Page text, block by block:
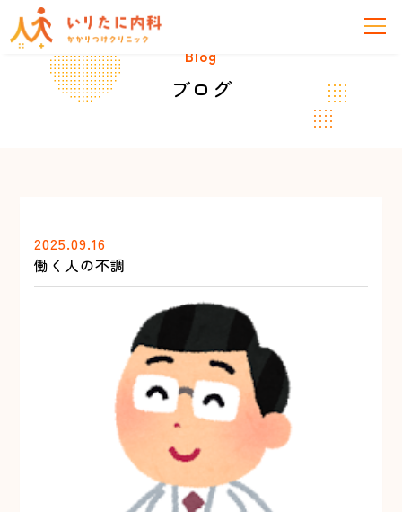
Blog
ブログ
2025.09.16
働く人の不調